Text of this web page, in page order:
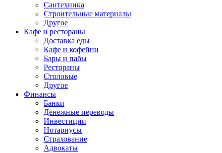
Сантехника
Строительные материалы
Другое
Кафе и рестораны
Доставка еды
Кафе и кофейни
Бары и пабы
Рестораны
Столовые
Другое
Финансы
Банки
Денежные переводы
Инвестиции
Нотариусы
Страхование
Адвокаты